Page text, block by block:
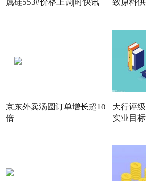
属硅553#价格上调|时快讯
致原料
京东外卖汤圆订单增长超10
倍
大行评
实业目